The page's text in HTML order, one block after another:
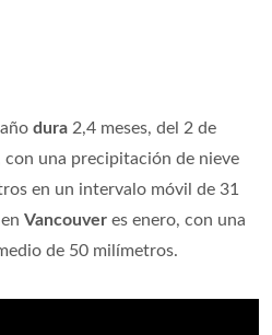
dura 2,4 meses, del 2 de
una precipitación de nieve
en un intervalo móvil de 31
Vancouver es enero, con una
de 50 milímetros.